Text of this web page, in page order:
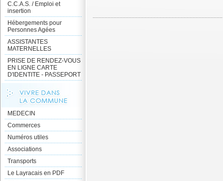
C.C.A.S. / Emploi et
insertion
Hébergements pour
Personnes Agées
ASSISTANTES
MATERNELLES
PRISE DE RENDEZ-VOUS
EN LIGNE CARTE
D'IDENTITE - PASSEPORT
MEDECIN
Commerces
Numéros utiles
Associations
Transports
Le Layracais en PDF